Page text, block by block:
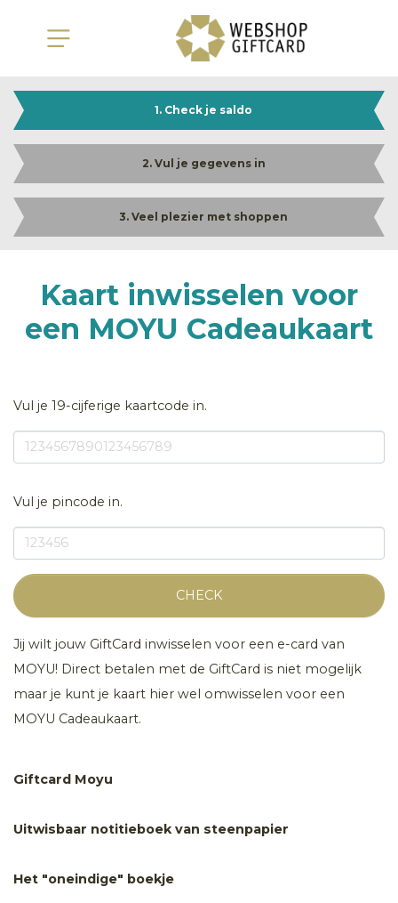
1. Check je saldo
2. Vul je gegevens in
3. Veel plezier met shoppen
Kaart inwisselen voor
een MOYU Cadeaukaart
Vul je 19-cijferige kaartcode in.
Vul je pincode in.
CHECK
Jij wilt jouw GiftCard inwisselen voor een e-card van
MOYU! Direct betalen met de GiftCard is niet mogelijk
maar je kunt je kaart hier wel omwisselen voor een
MOYU Cadeaukaart.
Giftcard Moyu
Uitwisbaar notitieboek van steenpapier
Het "oneindige" boekje